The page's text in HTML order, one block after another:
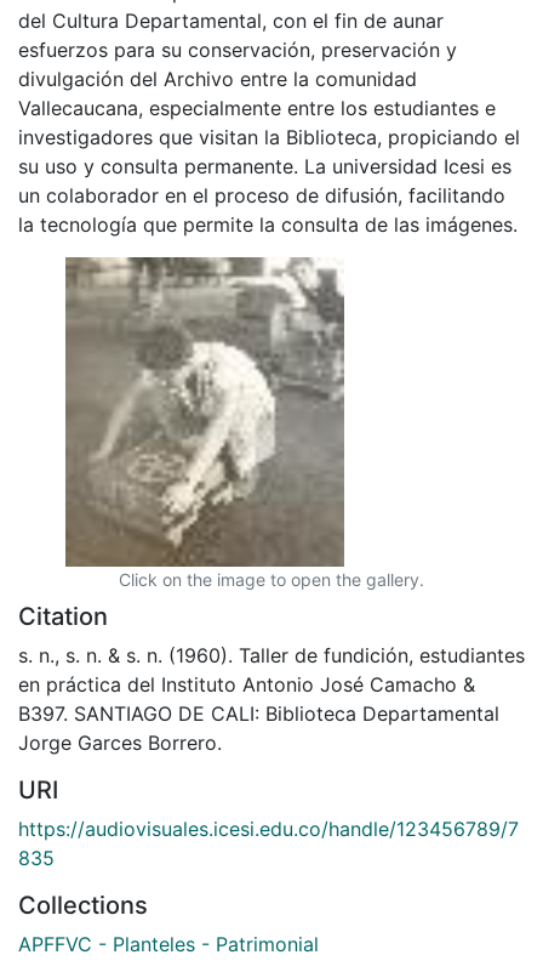
del Cultura Departamental, con el fin de aunar
esfuerzos para su conservación, preservación y
divulgación del Archivo entre la comunidad
Vallecaucana, especialmente entre los estudiantes e
investigadores que visitan la Biblioteca, propiciando el
su uso y consulta permanente. La universidad Icesi es
un colaborador en el proceso de difusión, facilitando
la tecnología que permite la consulta de las imágenes.
Click on the image to open the gallery.
Citation
s. n., s. n. & s. n. (1960). Taller de fundición, estudiantes
en práctica del Instituto Antonio José Camacho &
B397. SANTIAGO DE CALI: Biblioteca Departamental
Jorge Garces Borrero.
URI
https://audiovisuales.icesi.edu.co/handle/123456789/7
835
Collections
APFFVC - Planteles - Patrimonial